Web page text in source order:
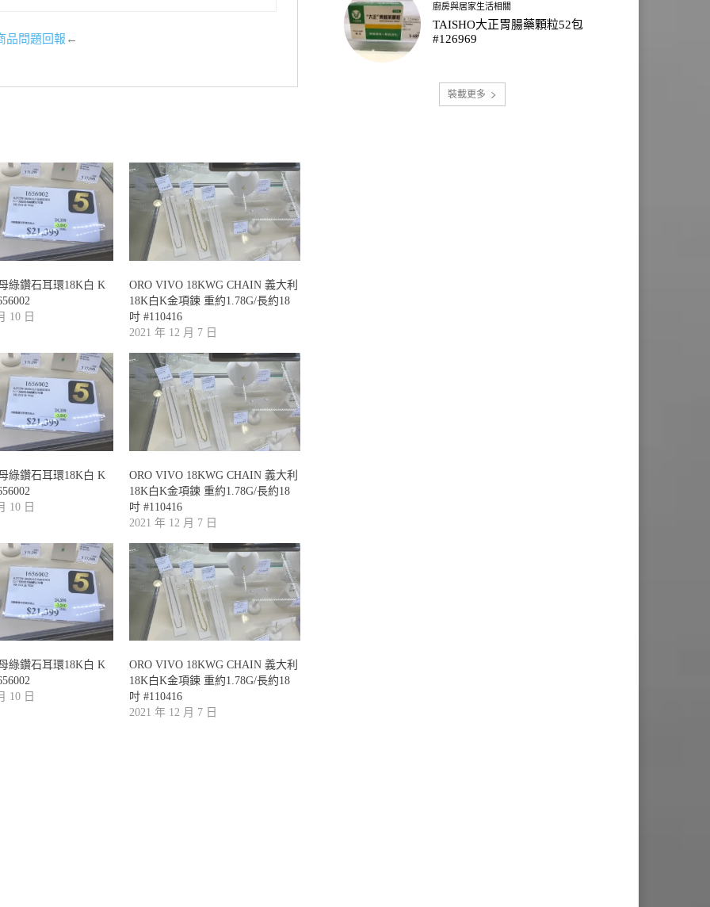
品問題回報 ←
綠鑽石耳環18K白 K
10 日
ORO VIVO 18KWG CHAIN 義大利
18K白K金項鍊 重約1.78G/長約18
吋 #110416
2021 年 12 月 7 日
綠鑽石耳環18K白 K
10 日
ORO VIVO 18KWG CHAIN 義大利
18K白K金項鍊 重約1.78G/長約18
吋 #110416
2021 年 12 月 7 日
綠鑽石耳環18K白 K
10 日
ORO VIVO 18KWG CHAIN 義大利
18K白K金項鍊 重約1.78G/長約18
吋 #110416
2021 年 12 月 7 日
廚房與居家生活相關
TAISHO大正胃腸藥顆粒52包
#126969
裝載更多